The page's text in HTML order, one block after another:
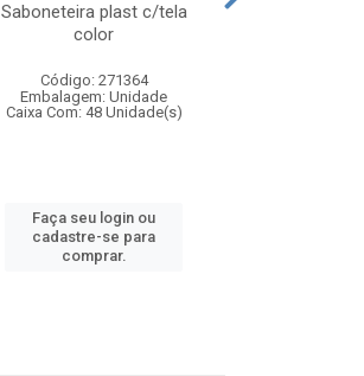
Saboneteira plast c/tela
color
Código: 271364
Embalagem: Unidade
Caixa Com: 48 Unidade(s)
Faça seu login ou
cadastre-se para
comprar.